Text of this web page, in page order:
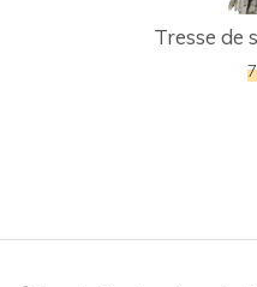
Tresse de